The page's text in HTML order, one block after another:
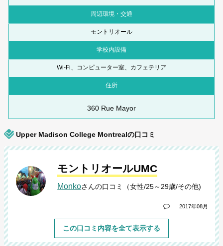
周辺環境・交通
モントリオール
学校内設備
Wi-Fi、コンピューター室、カフェテリア
住所
360 Rue Mayor
Upper Madison College Montrealの口コミ
モントリオールUMC
Monkoさんの口コミ（女性/25～29歳/その他)
2017年08月
この口コミ内容を全て表示する